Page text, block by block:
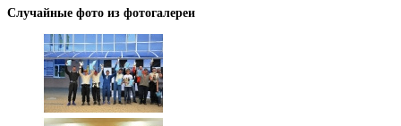
Случайные фото из фотогалереи